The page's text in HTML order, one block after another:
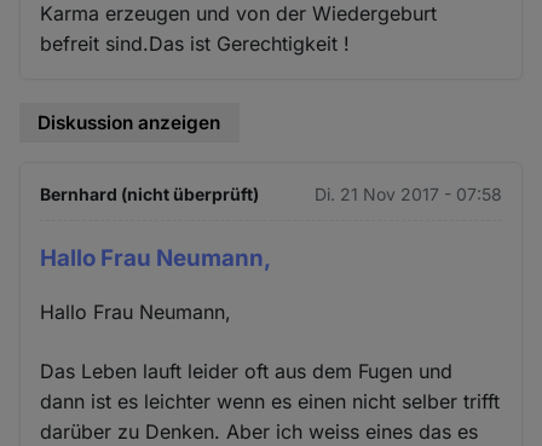
Karma erzeugen und von der Wiedergeburt
befreit sind.Das ist Gerechtigkeit !
Diskussion anzeigen
Bernhard (nicht überprüft) Di. 21 Nov 2017 - 07:58
Hallo Frau Neumann,
Hallo Frau Neumann,
Das Leben lauft leider oft aus dem Fugen und
dann ist es leichter wenn es einen nicht selber trifft
darüber zu Denken. Aber ich weiss eines das es